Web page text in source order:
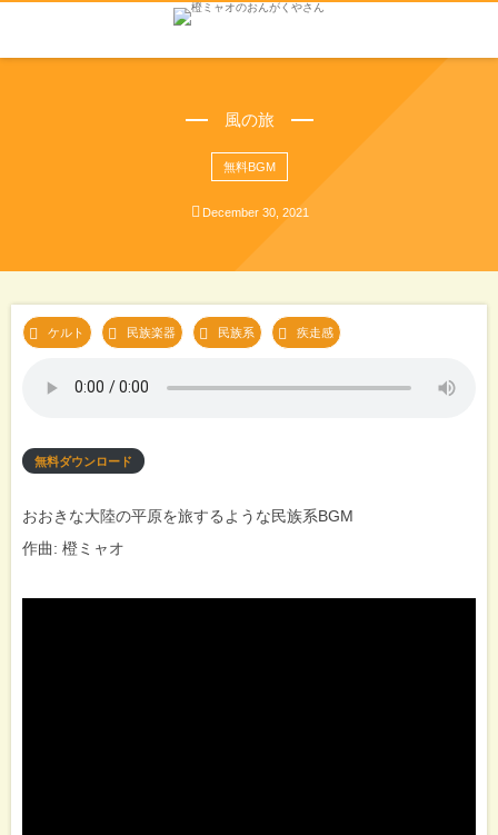
風の旅
無料BGM
December 30 ,2021
ケルト 民族楽器 民族系 疾走感
無料ダウンロード
おおきな大陸の平原を旅するような民族系BGM
作曲: 橙ミャオ